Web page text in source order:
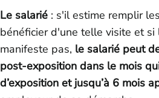
Le salarié : s'il estime remplir
bénéficier d'une telle visite et si
manifeste pas, le salarié peut
post-exposition dans le mois
d’exposition et jusqu’à 6 mois